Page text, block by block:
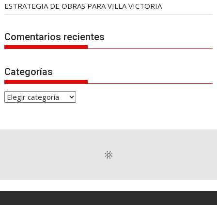
ESTRATEGIA DE OBRAS PARA VILLA VICTORIA
Comentarios recientes
Categorías
C
e
í
a